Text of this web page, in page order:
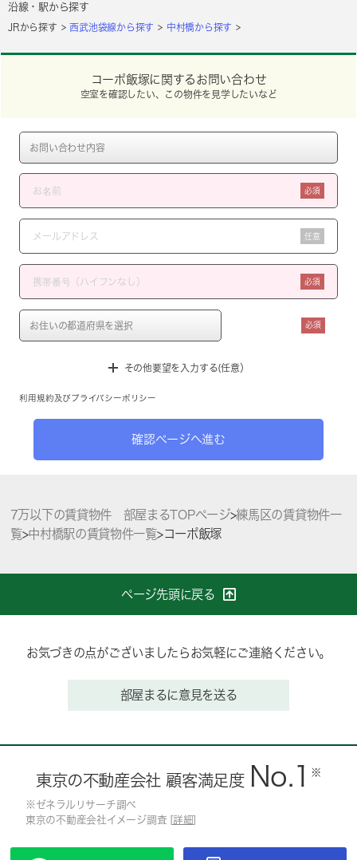
沿線・駅から探す
JRから探す 西武池袋線から探す 中村橋から探す
コーポ飯塚に関するお問い合わせ
空室を確認したい、この物件を見学したいなど
必須
任意
必須
必須
その他要望を入力する(任意）
利用規約 及び プライバシーポリシー
確認ページへ進む
7万以下の賃貸物件 部屋まるTOPページ>練馬区の賃貸物件一
覧>中村橋駅の賃貸物件一覧>コーポ飯塚
ページ先頭に戻る
お気づきの点がございましたらお気軽にご連絡ください。
部屋まるに意見を送る
東京の不動産会社 顧客満足度 No.1 ※
※ゼネラルリサーチ調べ
東京の不動産会社イメージ調査 [詳細]